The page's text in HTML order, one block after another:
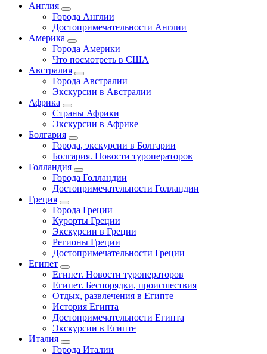
Англия
Города Англии
Достопримечательности Англии
Америка
Города Америки
Что посмотреть в США
Австралия
Города Австралии
Экскурсии в Австралии
Африка
Страны Африки
Экскурсии в Африке
Болгария
Города, экскурсии в Болгарии
Болгария. Новости туроператоров
Голландия
Города Голландии
Достопримечательности Голландии
Греция
Города Греции
Курорты Греции
Экскурсии в Греции
Регионы Греции
Достопримечательности Греции
Египет
Египет. Новости туроператоров
Египет. Беспорядки, происшествия
Отдых, развлечения в Египте
История Египта
Достопримечательности Египта
Экскурсии в Египте
Италия
Города Италии